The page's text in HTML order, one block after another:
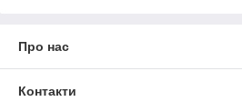
Про нас
Контакти